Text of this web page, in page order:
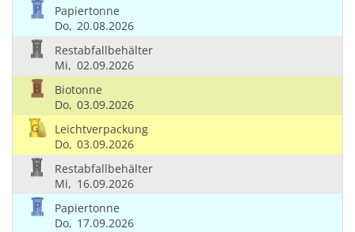
Papiertonne
Do, 20.08.2026
Restabfallbehälter
Mi, 02.09.2026
Biotonne
Do, 03.09.2026
Leichtverpackung
Do, 03.09.2026
Restabfallbehälter
Mi, 16.09.2026
Papiertonne
Do, 17.09.2026